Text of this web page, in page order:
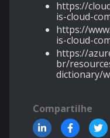
https://
is-cloud-
https://
is-cloud-
https://
br/
dictionary/
Compartilhe